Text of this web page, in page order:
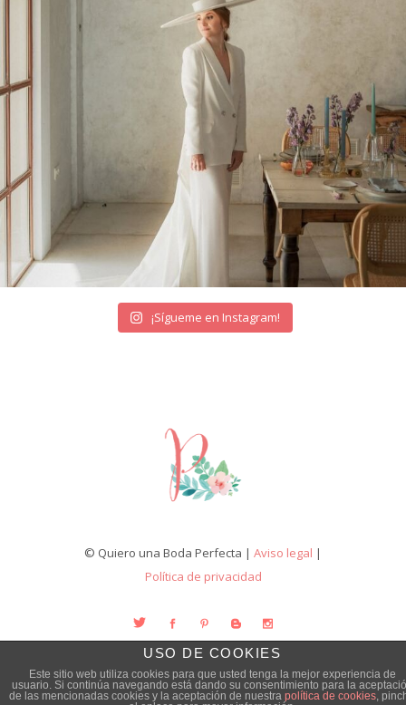
¡Sígueme en Instagram!
© Quiero una Boda Perfecta | Aviso legal |
Política de privacidad
USO DE COOKIES
Este sitio web utiliza cookies para que usted tenga la mejor experiencia de
usuario. Si continúa navegando está dando su consentimiento para la
de las mencionadas cookies y la aceptación de nuestra política de cookies,